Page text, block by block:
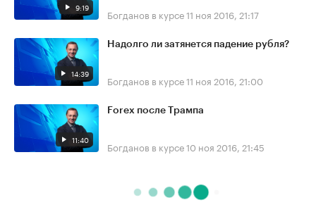
9:19 Богданов в курсе11 ноя 2016, 21:17
14:39
Надолго ли затянется падение рубля?
Богданов в курсе11 ноя 2016, 21:00
11:40
Forex после Трампа
Богданов в курсе10 ноя 2016, 21:45